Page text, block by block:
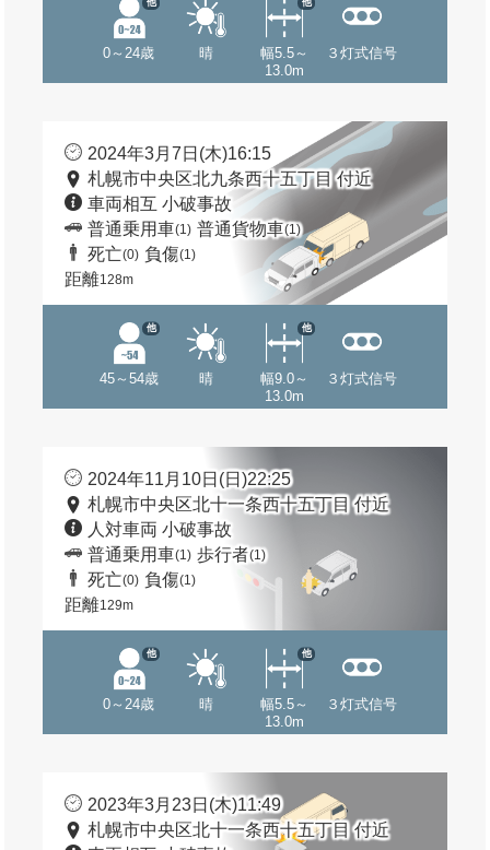
0～24歳
他
晴
幅5.5～
13.0m
他
３灯式信号
2024年3月7日(木)16:15
札幌市中央区北九条西十五丁目 付近
車両相互 小破事故
普通乗用車(1) 普通貨物車(1)
死亡(0) 負傷(1)
距離128m
45～54歳
他
晴
幅9.0～
13.0m
他
３灯式信号
2024年11月10日(日)22:25
札幌市中央区北十一条西十五丁目 付近
人対車両 小破事故
普通乗用車(1) 歩行者(1)
死亡(0) 負傷(1)
距離129m
0～24歳
他
晴
幅5.5～
13.0m
他
３灯式信号
2023年3月23日(木)11:49
札幌市中央区北十一条西十五丁目 付近